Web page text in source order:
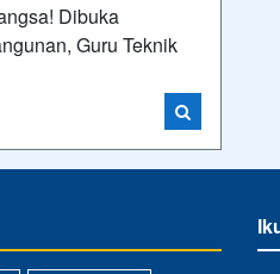
Dibuka
Guru Teknik